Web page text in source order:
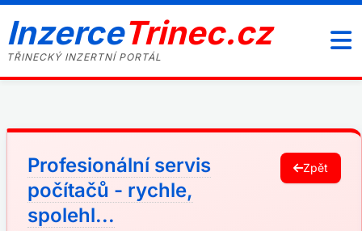
InzerceTrinec.cz
TŘINECKÝ INZERTNÍ PORTÁL
Profesionální servis
počítačů - rychle,
spolehl...
Zpět